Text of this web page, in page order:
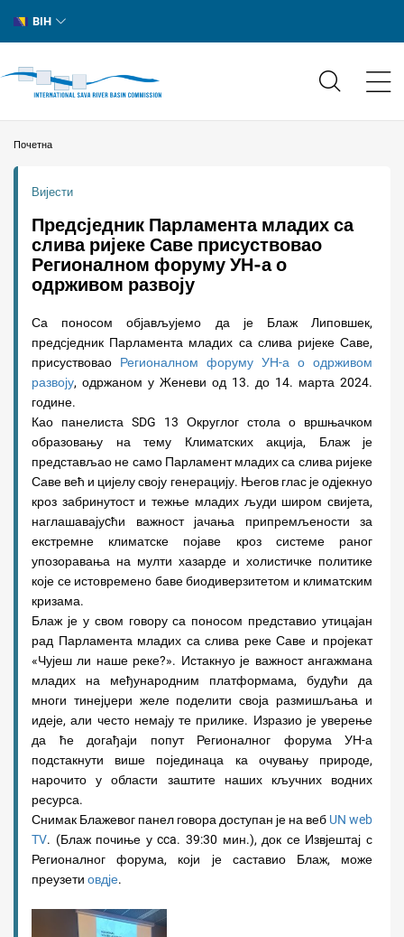
BIH
Почетна
Вијести
Предсједник Парламента младих са
слива ријеке Саве присуствовао
Регионалном форуму УН-а о
одрживом развоју
Са поносом објављујемо да је Блаж Липовшек,
предсједник Парламента младих са слива ријеке Саве,
присуствовао Регионалном форуму УН-а о одрживом
развоју, одржаном у Женеви од 13. до 14. марта 2024.
године.
Као панелиста SDG 13 Округлог стола о вршњачком
образовању на тему Климатских акција, Блаж је
представљао не само Парламент младих са слива ријеке
Саве већ и цијелу своју генерацију. Његов глас је одјекнуо
кроз забринутост и тежње младих људи широм свијета,
наглашавајуcћи важност јачања припремљености за
екстремне климатске појаве кроз системе раног
упозоравања на мулти хазарде и холистичке политике
које се истовремено баве биодиверзитетом и климатским
кризама.
Блаж је у свом говору са поносом представио утицајан
рад Парламента младих са слива реке Саве и пројекат
«Чујеш ли наше реке?». Истакнуо је важност ангажмана
младих на међународним платформама, будући да
многи тинејџери желе поделити своја размишљања и
идеје, али често немају те прилике. Изразио је уверење
да ће догађаји попут Регионалног форума УН-а
подстакнути више појединаца ка очувању природе,
нарочито у области заштите наших кључних водних
ресурса.
Снимак Блажевог панел говора доступан је на веб UN web
TV. (Блаж почиње у cca. 39:30 мин.), док се Извјештај с
Регионалног форума, који је саставио Блаж, може
преузети овдје.